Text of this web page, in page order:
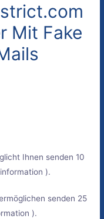
Mit Fake
Ihnen senden10
).
senden 25
).